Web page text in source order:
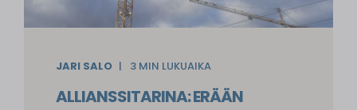
JARI SALO 3 MIN LUKUAIKA
ALLIANSSITARINA: ERÄÄN